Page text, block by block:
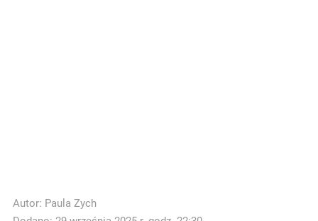
Autor: Paula Zych